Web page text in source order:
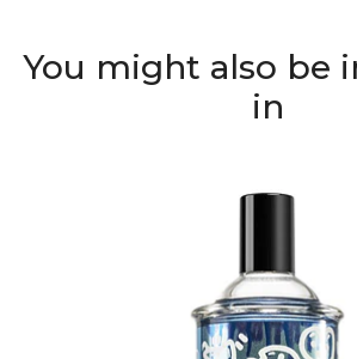
You might also be
in